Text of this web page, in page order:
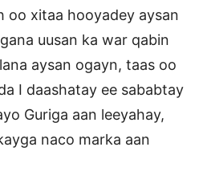
oo xitaa hooyadey aysan
uusan ka war qabin
aysan ogayn, taas oo
I daashatay ee sababtay
Guriga aan leeyahay,
naco marka aan